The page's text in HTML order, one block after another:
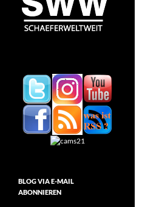
BLOG VIA E-MAIL
ABONNIEREN